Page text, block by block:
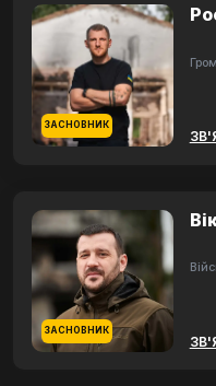
ЗАСНОВНИК
ЗАСНОВНИК